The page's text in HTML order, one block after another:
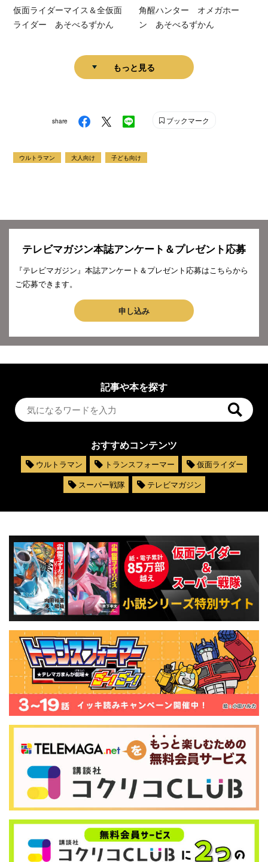
仮面ライダーマイス＆全仮面
ライダー あそべるずかん
角醒ハンター オメガホー
ン あそべるずかん
もっと見る
share ブックマーク
ウルトラマン 大人向け 子ども向け
テレビマガジン本誌アンケート＆プレゼント応募
『テレビマガジン』本誌アンケート＆プレゼント応募はこちらから
ご応募できます。
申し込み
記事や本を探す
おすすめコンテンツ
ウルトラマン トランスフォーマー
仮面ライダー
スーパー戦隊
テレビマガジン